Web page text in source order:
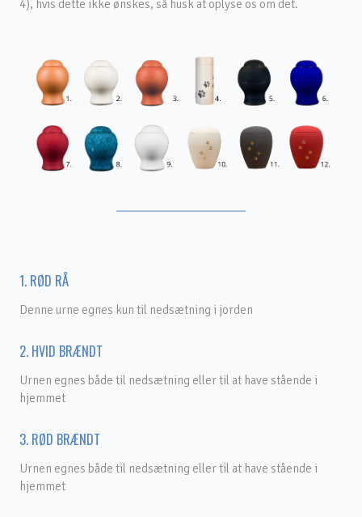
4), hvis dette ikke ønskes, så husk at oplyse os om det.
1. RØD RÅ
Denne urne egnes kun til nedsætning i jorden
2. HVID BRÆNDT
Urnen egnes både til nedsætning eller til at have stående i
hjemmet
3. RØD BRÆNDT
Urnen egnes både til nedsætning eller til at have stående i
hjemmet